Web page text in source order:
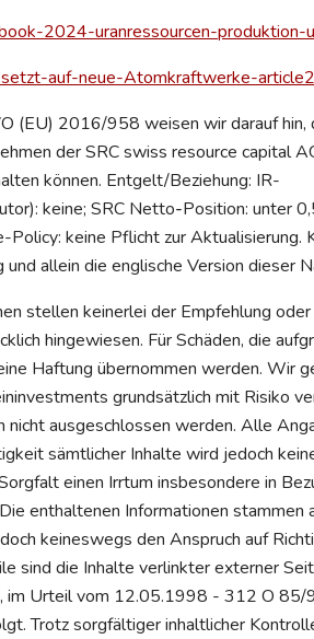
2024-uranressourcen-produktion-
auf-neue-Atomkraftwerke-
(EU) 2016/958 weisen wir darauf hin,
der SRC swiss resource capital
können. Entgelt/Beziehung: IR-
keine; SRC Netto-Position: unter
keine Pflicht zur Aktualisierung.
allein die englische Version dieser
stellen keinerlei der Empfehlung
hingewiesen. Für Schäden, die
Haftung übernommen werden. Wir
grundsätzlich mit Risiko
ausgeschlossen werden. Alle
sämtlicher Inhalte wird jedoch
einen Irrtum insbesondere in
enthaltenen Informationen stammen
keineswegs den Anspruch auf
sind die Inhalte verlinkter externer
im Urteil vom 12.05.1998 - 312 O 85/
Trotz sorgfältiger inhaltlicher